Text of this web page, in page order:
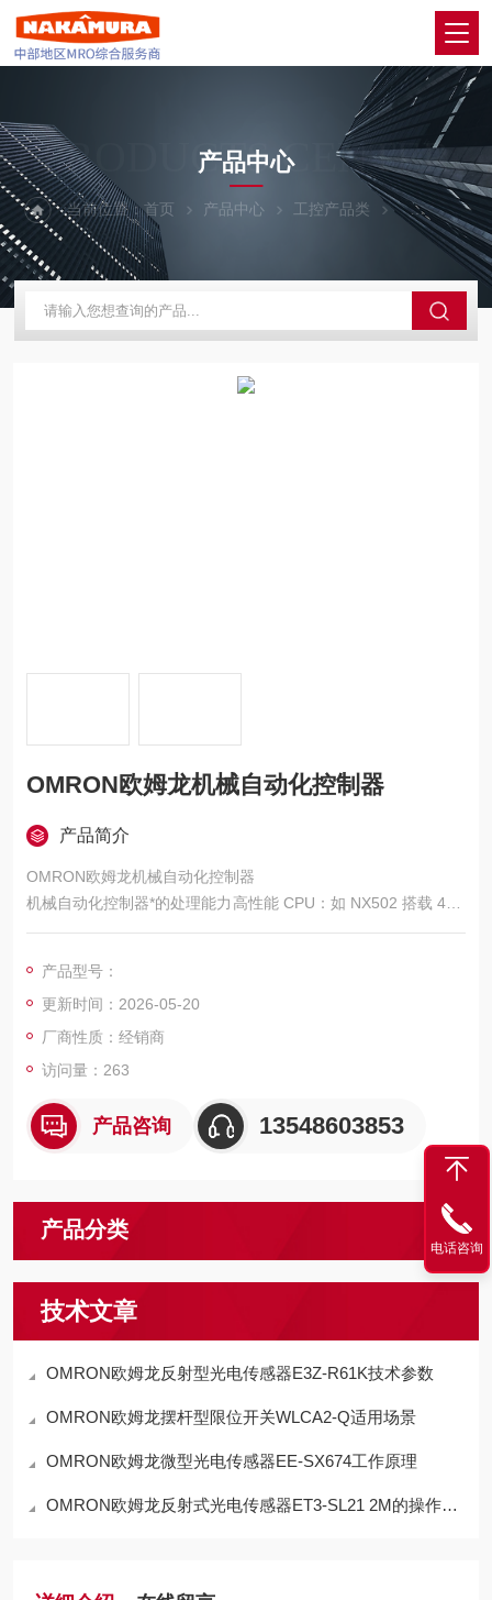
PRODUCTS CENTER
产品中心
当前位置：首页 产品中心 工控产品类 OMRON欧姆
OMRON欧姆龙机械自动化控制器
产品简介
OMRON欧姆龙机械自动化控制器
机械自动化控制器*的处理能力高性能 CPU：如 NX502 搭载 4 核
CPU，兼顾控制性能和数据处理速度，数据库传输性能大约是 NJ
周期更新伺服电机和步进电机的指令值，同步收集来自 EtherCA
T I/O 的所有数据，误差不到 1μs。
产品型号：
更新时间：2026-05-20
厂商性质：经销商
访问量：263
产品咨询 13548603853
产品分类
技术文章
OMRON欧姆龙反射型光电传感器E3Z-R61K技术参数
OMRON欧姆龙摆杆型限位开关WLCA2-Q适用场景
OMRON欧姆龙微型光电传感器EE-SX674工作原理
OMRON欧姆龙反射式光电传感器ET3-SL21 2M的操作方法
电话咨询